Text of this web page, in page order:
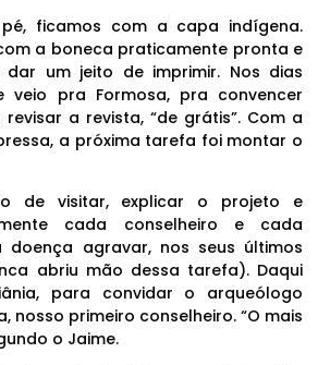
pé, ficamos com a capa indígena.
a boneca praticamente pronta e
um jeito de imprimir. Nos dias
veio pra Formosa, pra convencer
a revista, “de grátis”. Com a
a próxima tarefa foi montar o
de visitar, explicar o projeto e
cada conselheiro e cada
doença agravar, nos seus últimos
abriu mão dessa tarefa). Daqui
para convidar o arqueólogo
nosso primeiro conselheiro. “O mais
o Jaime.